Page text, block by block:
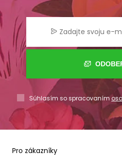
Súhlasím so spracovaním
Pro zákazníky